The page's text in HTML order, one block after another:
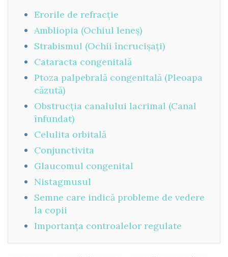
Erorile de refracție
Ambliopia (Ochiul leneș)
Strabismul (Ochii încrucișați)
Cataracta congenitală
Ptoza palpebrală congenitală (Pleoapa
căzută)
Obstrucția canalului lacrimal (Canal
înfundat)
Celulita orbitală
Conjunctivita
Glaucomul congenital
Nistagmusul
Semne care indică probleme de vedere
la copii
Importanța controalelor regulate